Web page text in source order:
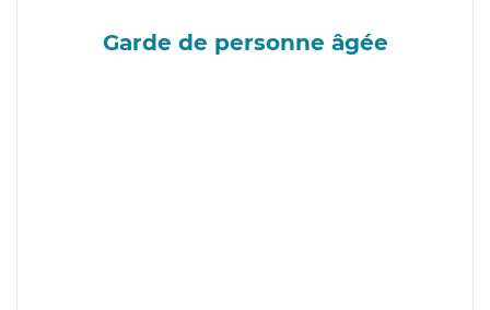
Garde de personne âgée